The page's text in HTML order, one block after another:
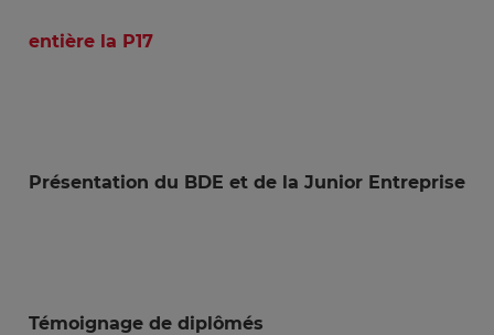
entière la P17
Présentation du BDE et de la Junior Entreprise
Témoignage de diplômés